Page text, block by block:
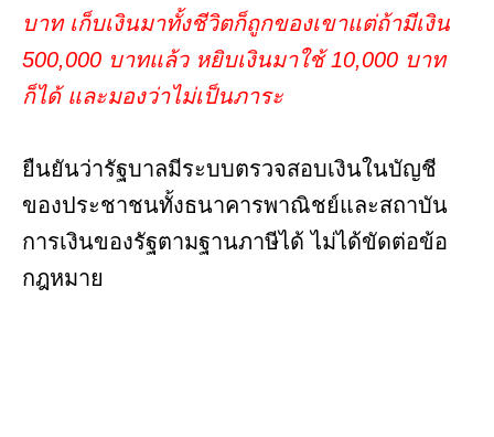
บาท เก็บเงินมาทั้งชีวิตก็ถูกของเขาแต่ถ้ามีเงิน
500,000 บาทแล้ว หยิบเงินมาใช้ 10,000 บาท
ก็ได้ และมองว่าไม่เป็นภาระ
ยืนยันว่ารัฐบาลมีระบบตรวจสอบเงินในบัญชี
ของประชาชนทั้งธนาคารพาณิชย์และสถาบัน
การเงินของรัฐตามฐานภาษีได้ ไม่ได้ขัดต่อข้อ
กฎหมาย